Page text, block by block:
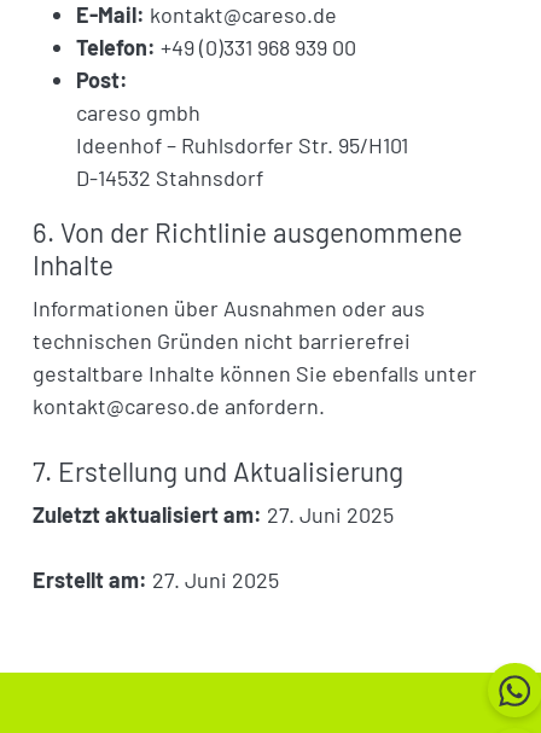
E-Mail: kontakt@careso.de
Telefon: +49 (0)331 968 939 00
Post:
careso gmbh
Ideenhof – Ruhlsdorfer Str. 95/H101
D-14532 Stahnsdorf
6. Von der Richtlinie ausgenommene
Inhalte
Informationen über Ausnahmen oder aus
technischen Gründen nicht barrierefrei
gestaltbare Inhalte können Sie ebenfalls unter
kontakt@careso.de anfordern.
7. Erstellung und Aktualisierung
Zuletzt aktualisiert am: 27. Juni 2025
Erstellt am: 27. Juni 2025